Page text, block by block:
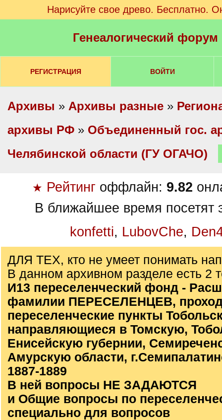
Нарисуйте свое древо. Бесплатно.
Генеалогический
РЕГИСТРАЦИЯ ВОЙТИ
Архивы » Архивы разные »
архивы РФ » Объединенный гос.
Челябинской области (ГУ ОГАЧО)
★ Рейтинг оффлайн: 9.82
В ближайшее время посетят
konfetti, LubovChe,
ДЛЯ ТЕХ, кто не умеет понимать
В данном архивном разделе есть 2
И13 переселенческий фонд -
фамилии ПЕРЕСЕЛЕНЦЕВ,
переселенческие пункты
направляющиеся в Томскую,
Енисейскую губернии,
Амурскую области,
1887-1889
В ней вопросы НЕ ЗАДАЮТСЯ
и Общие вопросы по
специально для вопросов